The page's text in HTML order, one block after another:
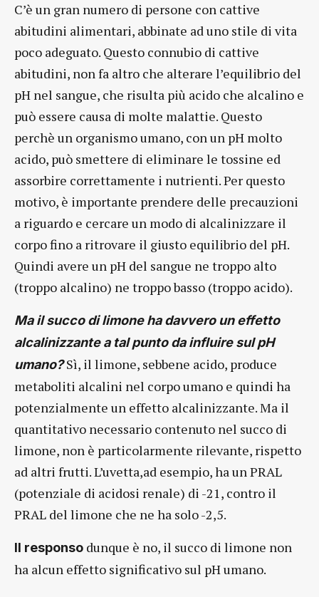
C’è un gran numero di persone con cattive
abitudini alimentari, abbinate ad uno stile di vita
poco adeguato. Questo connubio di cattive
abitudini, non fa altro che alterare l’equilibrio del
pH nel sangue, che risulta più acido che alcalino e
può essere causa di molte malattie. Questo
perchè un organismo umano, con un pH molto
acido, può smettere di eliminare le tossine ed
assorbire correttamente i nutrienti. Per questo
motivo, è importante prendere delle precauzioni
a riguardo e cercare un modo di alcalinizzare il
corpo fino a ritrovare il giusto equilibrio del pH.
Quindi avere un pH del sangue ne troppo alto
(troppo alcalino) ne troppo basso (troppo acido).
Ma il succo di limone ha davvero un effetto
alcalinizzante a tal punto da influire sul pH
umano?Sì, il limone, sebbene acido, produce
metaboliti alcalini nel corpo umano e quindi ha
potenzialmente un effetto alcalinizzante. Ma il
quantitativo necessario contenuto nel succo di
limone, non è particolarmente rilevante, rispetto
ad altri frutti. L’uvetta,ad esempio, ha un PRAL
(potenziale di acidosi renale) di -21, contro il
PRAL del limone che ne ha solo -2,5.
Il responso dunque è no, il succo di limone non
ha alcun effetto significativo sul pH umano.